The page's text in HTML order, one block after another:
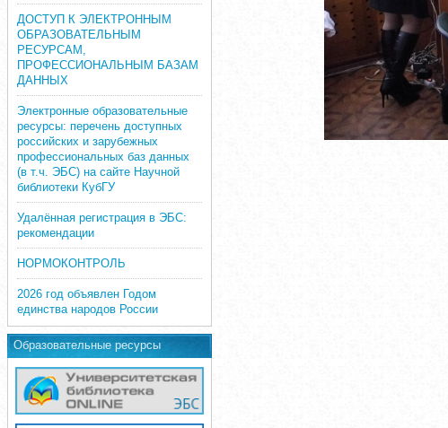
ДОСТУП К ЭЛЕКТРОННЫМ
ОБРАЗОВАТЕЛЬНЫМ
РЕСУРСАМ,
ПРОФЕССИОНАЛЬНЫМ БАЗАМ
ДАННЫХ
Электронные образовательные
ресурсы: перечень доступных
российских и зарубежных
профессиональных баз данных
(в т.ч. ЭБС) на сайте Научной
библиотеки КубГУ
Удалённая регистрация в ЭБС:
рекомендации
НОРМОКОНТРОЛЬ
2026 год объявлен Годом
единства народов России
Образовательные ресурсы